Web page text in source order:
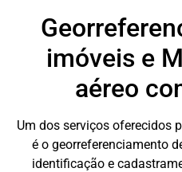
imóveis e
aéreo
Um dos serviços oferecidos
é o georreferenciamento
identificação e